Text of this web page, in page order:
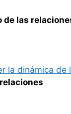
de las
la dinámica de